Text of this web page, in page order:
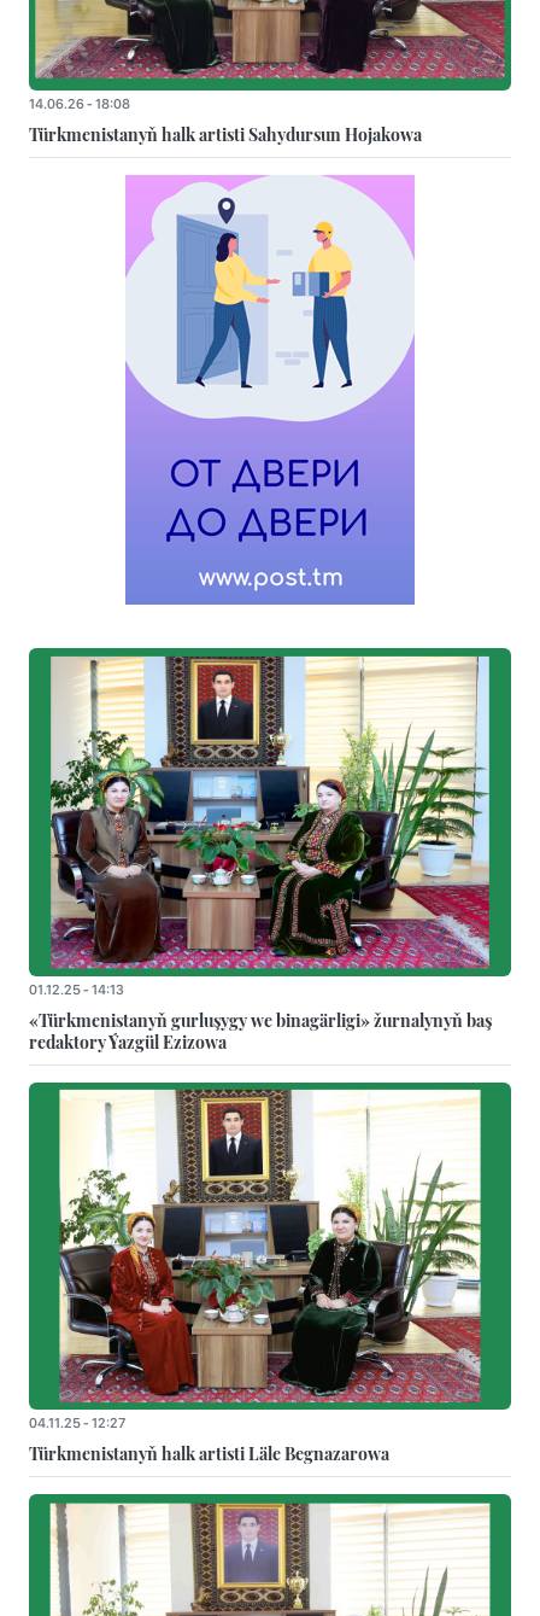
14.06.26 - 18:08
Türkmenistanyň halk artisti Sahydursun Hojakowa
01.12.25 - 14:13
«Türkmenistanyň gurluşygy we binagärligi» žurnalynyň baş
redaktory Ýazgül Ezizowa
04.11.25 - 12:27
Türkmenistanyň halk artisti Läle Begnazarowa